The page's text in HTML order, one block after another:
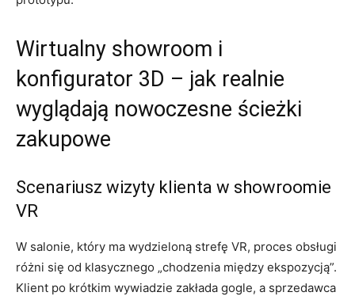
Wirtualny showroom i
konfigurator 3D – jak realnie
wyglądają nowoczesne ścieżki
zakupowe
Scenariusz wizyty klienta w showroomie
VR
W salonie, który ma wydzieloną strefę VR, proces obsługi
różni się od klasycznego „chodzenia między ekspozycją”.
Klient po krótkim wywiadzie zakłada gogle, a sprzedawca